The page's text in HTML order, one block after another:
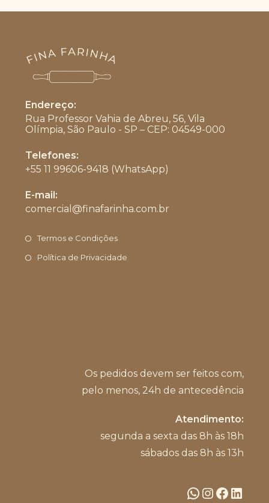
Endereço:
Rua Professor Vahia de Abreu, 56, Vila
Olímpia, São Paulo - SP – CEP: 04549-000
Telefones:
+55 11 99606-9418 (WhatsApp)
em
seu
E-mail:
comercial@finafarinha.com.brAbre
Termos e Condições
Política de Privacidade
Os pedidos devem ser feitos com,
pelo menos, 24h de antecedência
Atendimento:
segunda a sexta das 8h às 18h
sábados das 8h às 13h
WhatsApp
Instagram
Facebook
LinkedIn